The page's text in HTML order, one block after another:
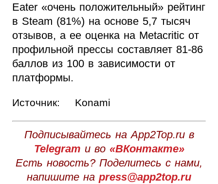
Eater «очень положительный» рейтинг
в Steam (81%) на основе 5,7 тысяч
отзывов, а ее оценка на Metacritic от
профильной прессы составляет 81-86
баллов из 100 в зависимости от
платформы.
Источник: Konami
Подписывайтесь на App2Top.ru в
Telegram и во «ВКонтакте»
Есть новость? Поделитесь с нами,
напишите на press@app2top.ru